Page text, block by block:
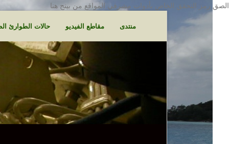
الصق رمز التحقق الخاص بأدوات مشرفي المواقع من بينج هنا
حالات الطوارئ مقاطع الفيديو منتدى